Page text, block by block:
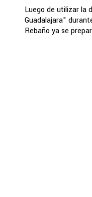
Luego de utilizar la
Guadalajara"
Rebaño ya se